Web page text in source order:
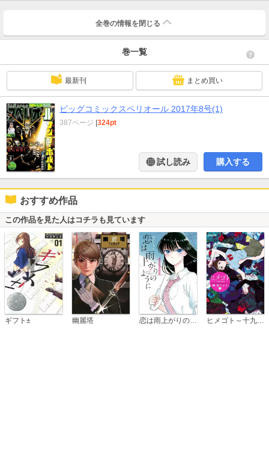
トラスを創った男たち』●『ひとガキ』内澤旬子※「ビッグコミックスペリオー
全巻の情報を 閉じる
巻一覧
最新刊 まとめ買い
ビッグコミックスペリオール 2017年8号(1)
387ページ |324pt
試し読み 購入する
おすすめ作品
この作品を見た人はコチラも見ています
ギフト± 幽麗塔